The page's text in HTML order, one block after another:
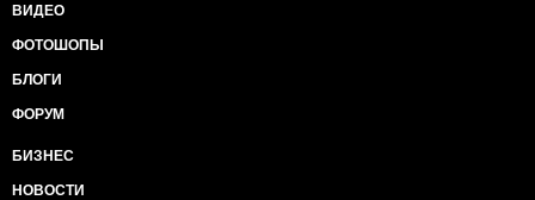
ВИДЕО
ФОТОШОПЫ
БЛОГИ
ФОРУМ
БИЗНЕС
НОВОСТИ